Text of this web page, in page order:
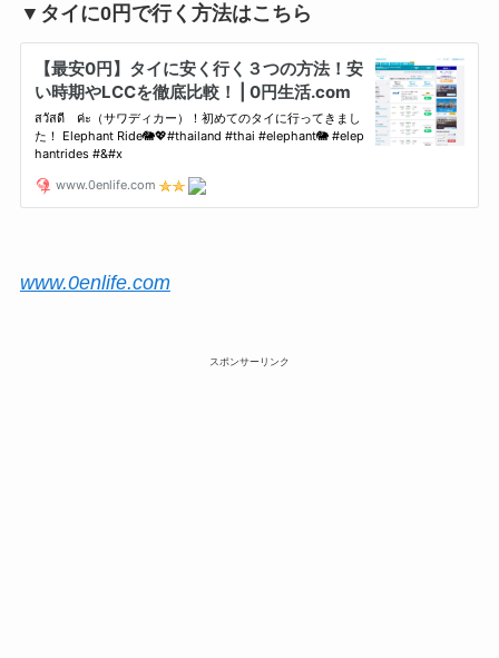
▼タイに0円で行く方法はこちら
www.0enlife.com
スポンサーリンク